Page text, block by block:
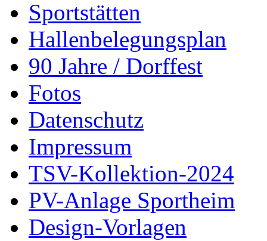
Sportstätten
Hallenbelegungsplan
90 Jahre / Dorffest
Fotos
Datenschutz
Impressum
TSV-Kollektion-2024
PV-Anlage Sportheim
Design-Vorlagen